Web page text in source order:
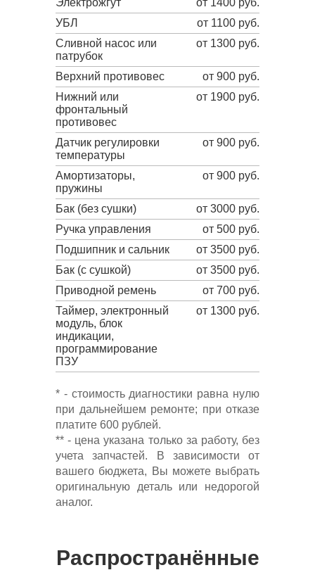
УБЛ
от 1100 руб.
Сливной насос или
патрубок
от 1300 руб.
Верхний противовес
от 900 руб.
Нижний или
фронтальный
противовес
от 1900 руб.
Датчик регулировки
температуры
от 900 руб.
Амортизаторы,
пружины
от 900 руб.
Бак (без сушки)
от 3000 руб.
Ручка управления
от 500 руб.
Подшипник и сальник
от 3500 руб.
Бак (с сушкой)
от 3500 руб.
Приводной ремень
от 700 руб.
Таймер, электронный
модуль, блок
индикации,
программирование
ПЗУ
от 1300 руб.
* - стоимость диагностики равна нулю
при дальнейшем ремонте; при отказе
платите 600 рублей.
** - цена указана только за работу, без
учета запчастей. В зависимости от
вашего бюджета, Вы можете выбрать
оригинальную деталь или недорогой
аналог.
Распространённые